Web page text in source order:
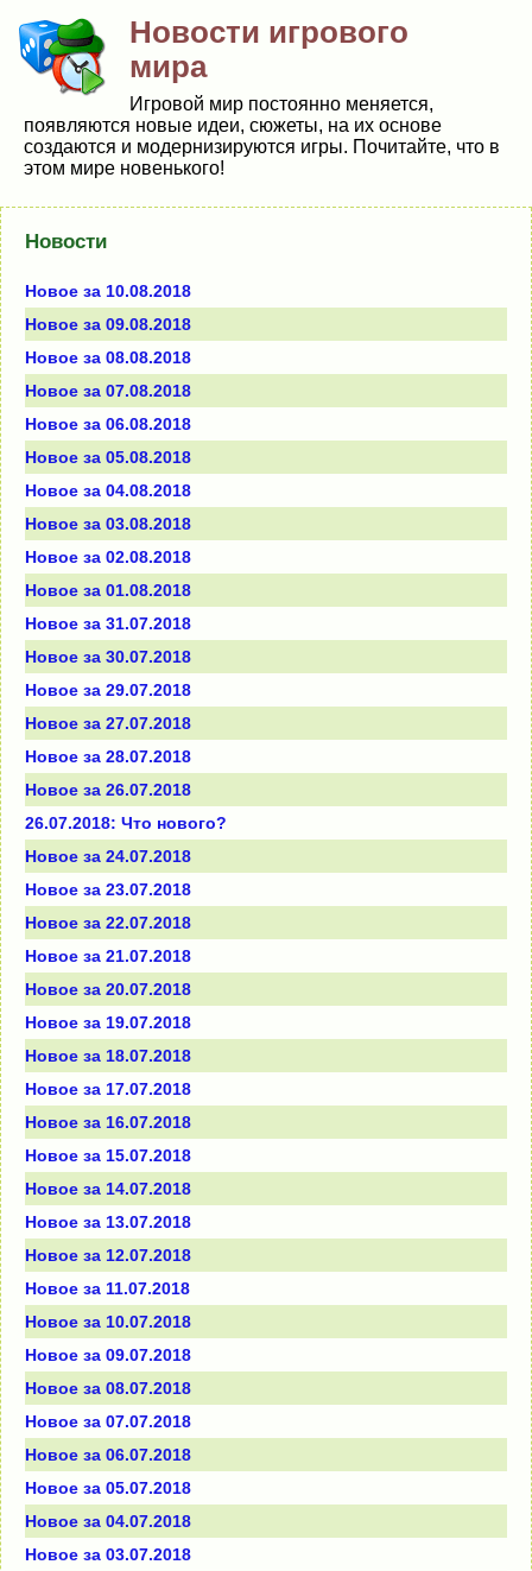
Новости игрового
мира
Игровой мир постоянно меняется,
появляются новые идеи, сюжеты, на их основе
создаются и модернизируются игры. Почитайте, что в
этом мире новенького!
Новости
Новое за 10.08.2018
Новое за 09.08.2018
Новое за 08.08.2018
Новое за 07.08.2018
Новое за 06.08.2018
Новое за 05.08.2018
Новое за 04.08.2018
Новое за 03.08.2018
Новое за 02.08.2018
Новое за 01.08.2018
Новое за 31.07.2018
Новое за 30.07.2018
Новое за 29.07.2018
Новое за 27.07.2018
Новое за 28.07.2018
Новое за 26.07.2018
26.07.2018: Что нового?
Новое за 24.07.2018
Новое за 23.07.2018
Новое за 22.07.2018
Новое за 21.07.2018
Новое за 20.07.2018
Новое за 19.07.2018
Новое за 18.07.2018
Новое за 17.07.2018
Новое за 16.07.2018
Новое за 15.07.2018
Новое за 14.07.2018
Новое за 13.07.2018
Новое за 12.07.2018
Новое за 11.07.2018
Новое за 10.07.2018
Новое за 09.07.2018
Новое за 08.07.2018
Новое за 07.07.2018
Новое за 06.07.2018
Новое за 05.07.2018
Новое за 04.07.2018
Новое за 03.07.2018